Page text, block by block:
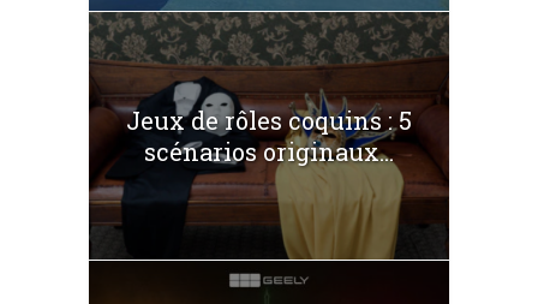
Jeux de rôles coquins : 5
scénarios originaux...